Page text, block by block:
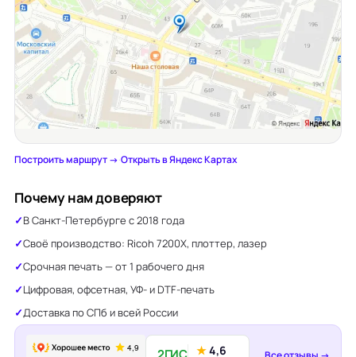
Построить маршрут →·Открыть в Яндекс Картах
Почему нам доверяют
В Санкт-Петербурге с 2018 года
Своё производство: Ricoh 7200X, плоттер, лазер
Срочная печать — от 1 рабочего дня
Цифровая, офсетная, УФ- и DTF-печать
Доставка по СПб и всей России
★4,6